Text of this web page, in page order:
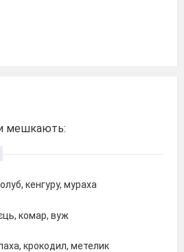
мешкають:
кенгуру, мураха
комар, вуж
крокодил, метелик